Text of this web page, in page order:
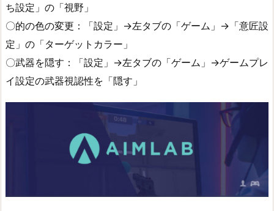
ち設定」の「視野」
〇的の色の変更：「設定」→左タブの「ゲーム」→「意匠設
定」の「ターゲットカラー」
〇武器を隠す：「設定」→左タブの「ゲーム」→ゲームプレ
イ設定の武器視認性を「隠す」